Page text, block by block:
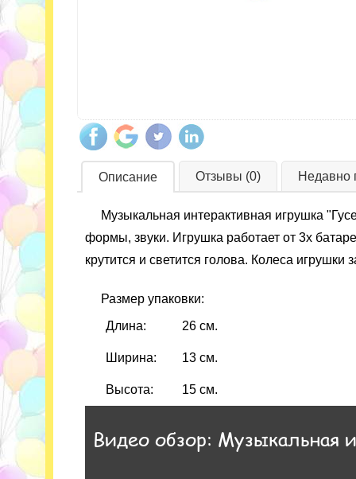
Описание Отзывы (0) Недавно
Музыкальная интерактивная игрушка
формы, звуки. Игрушка работает от 3х
крутится и светится голова. Колеса
Размер упаковки:
Длина:
26 см.
Ширина: 13 см.
Высота: 15 см.
Видео обзор: Музыкальная